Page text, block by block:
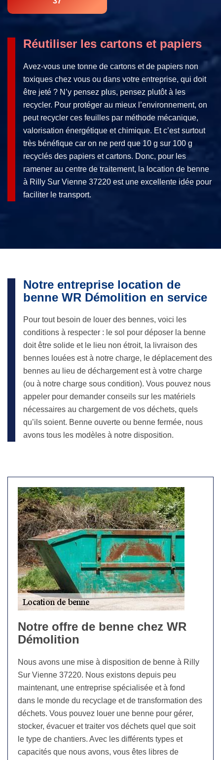
Réutiliser les cartons et papiers
Avez-vous une tonne de cartons et de papiers non
toxiques chez vous ou dans votre entreprise, qui doit
être jeté ? N’y pensez plus, pensez plutôt à les
recycler. Pour protéger au mieux l’environnement, on
peut recycler ces feuilles par méthode mécanique,
valorisation énergétique et chimique. Et c’est surtout
très bénéfique car on ne perd que 10 g sur 100 g
recyclés des papiers et cartons. Donc, pour les
ramener au centre de traitement, la location de benne
à Rilly Sur Vienne 37220 est une excellente idée pour
faciliter le transport.
Notre entreprise location de
benne WR Démolition en service
Pour tout besoin de louer des bennes, voici les
conditions à respecter : le sol pour déposer la benne
doit être solide et le lieu non étroit, la livraison des
bennes louées est à notre charge, le déplacement des
bennes au lieu de déchargement est à votre charge
(ou à notre charge sous condition). Vous pouvez nous
appeler pour demander conseils sur les matériels
nécessaires au chargement de vos déchets, quels
qu’ils soient. Benne ouverte ou benne fermée, nous
avons tous les modèles à notre disposition.
Notre offre de benne chez WR
Démolition
Nous avons une mise à disposition de benne à Rilly
Sur Vienne 37220. Nous existons depuis peu
maintenant, une entreprise spécialisée et à fond
dans le monde du recyclage et de transformation des
déchets. Vous pouvez louer une benne pour gérer,
stocker, évacuer et traiter vos déchets quel que soit
le type de chantiers. Avec les différents types et
capacités que nous avons, vous êtes libres de